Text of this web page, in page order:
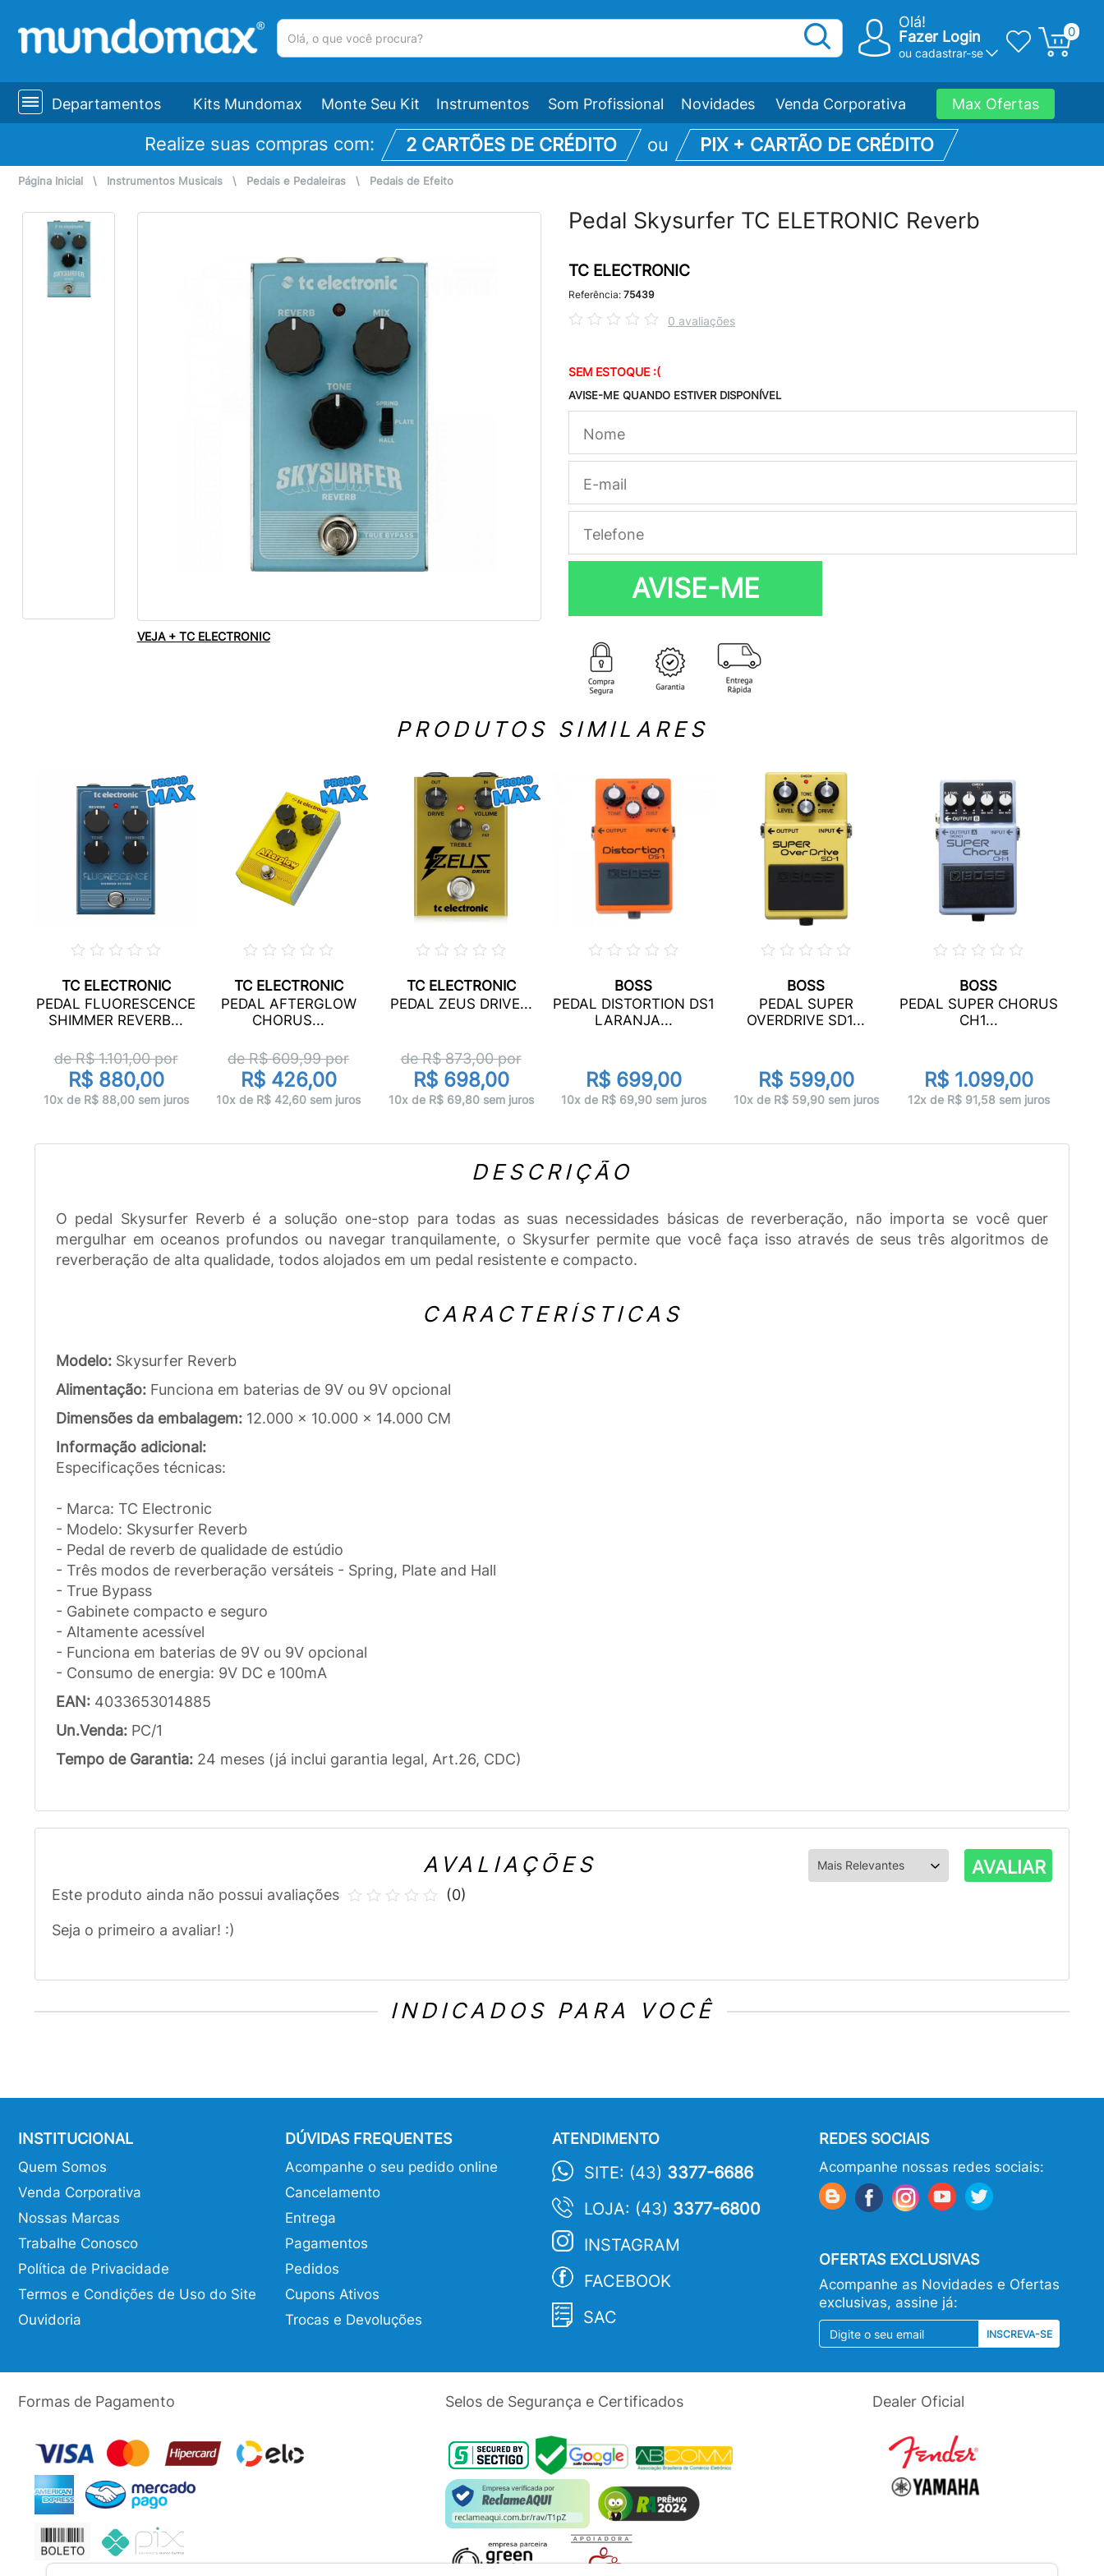
Olá!
Fazer Login
ou cadastrar-se
0
Departamentos Kits Mundomax Monte Seu Kit Instrumentos Som Profissional Novidades Venda Corporativa Max Ofertas
Realize suas compras com: 2 CARTÕES DE CRÉDITO ou PIX + CARTÃO DE CRÉDITO
Página Inicial \ Instrumentos Musicais \ Pedais e Pedaleiras \ Pedais de Efeito
VEJA + TC ELECTRONIC
Pedal Skysurfer TC ELETRONIC Reverb
TC ELECTRONIC
Referência: 75439
0 avaliações
SEM ESTOQUE :(
AVISE-ME QUANDO ESTIVER DISPONÍVEL
AVISE-ME
PRODUTOS SIMILARES
TC ELECTRONIC
PEDAL FLUORESCENCE
SHIMMER REVERB...
de R$1.101,00por
R$ 880,00
10x de R$ 88,00 sem juros
TC ELECTRONIC
PEDAL AFTERGLOW
CHORUS...
de R$609,99por
R$ 426,00
10x de R$ 42,60 sem juros
TC ELECTRONIC
PEDAL ZEUS DRIVE...
de R$873,00por
R$ 698,00
10x de R$ 69,80 sem juros
BOSS
PEDAL DISTORTION DS1
LARANJA...
R$ 699,00
10x de R$ 69,90 sem juros
BOSS
PEDAL SUPER
OVERDRIVE SD1...
R$ 599,00
10x de R$ 59,90 sem juros
BOSS
PEDAL SUPER CHORUS
CH1...
R$ 1.099,00
12x de R$ 91,58 sem juros
DESCRIÇÃO
O pedal Skysurfer Reverb é a solução one-stop para todas as suas necessidades básicas de reverberação, não importa se você quer
mergulhar em oceanos profundos ou navegar tranquilamente, o Skysurfer permite que você faça isso através de seus três algoritmos de
reverberação de alta qualidade, todos alojados em um pedal resistente e compacto.
CARACTERÍSTICAS
Modelo: Skysurfer Reverb
Alimentação: Funciona em baterias de 9V ou 9V opcional
Dimensões da embalagem: 12.000 x 10.000 x 14.000 CM
Informação adicional:
Especificações técnicas:
- Marca: TC Electronic
- Modelo: Skysurfer Reverb
- Pedal de reverb de qualidade de estúdio
- Três modos de reverberação versáteis - Spring, Plate and Hall
- True Bypass
- Gabinete compacto e seguro
- Altamente acessível
- Funciona em baterias de 9V ou 9V opcional
- Consumo de energia: 9V DC e 100mA
EAN: 4033653014885
Un.Venda: PC/1
Tempo de Garantia: 24 meses (já inclui garantia legal, Art.26, CDC)
AVALIAÇÕES AVALIAR
Este produto ainda não possui avaliações
Seja o primeiro a avaliar! :)
(0)
INDICADOS PARA VOCÊ
INSTITUCIONAL
Quem Somos
Venda Corporativa
Nossas Marcas
Trabalhe Conosco
Política de Privacidade
Termos e Condições de Uso do Site
Ouvidoria
DÚVIDAS FREQUENTES
Acompanhe o seu pedido online
Cancelamento
Entrega
Pagamentos
Pedidos
Cupons Ativos
Trocas e Devoluções
ATENDIMENTO
SITE: (43) 3377-6686
LOJA: (43) 3377-6800
INSTAGRAM
FACEBOOK
SAC
REDES SOCIAIS
Acompanhe nossas redes sociais:
OFERTAS EXCLUSIVAS
Acompanhe as Novidades e Ofertas
exclusivas, assine já:
INSCREVA-SE
Formas de Pagamento Selos de Segurança e Certificados Dealer Oficial